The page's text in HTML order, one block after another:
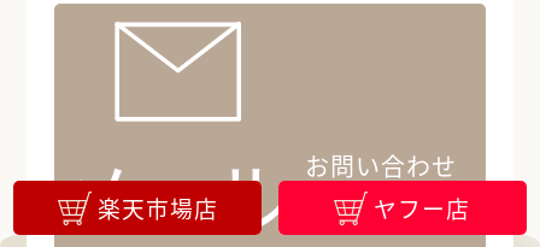
お問い合わせ
フォーム
楽天市場店 ヤフー店